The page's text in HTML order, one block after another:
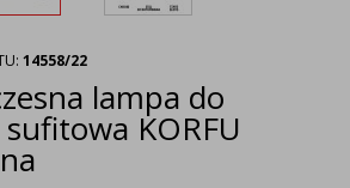
14558/22
lampa do
KORFU